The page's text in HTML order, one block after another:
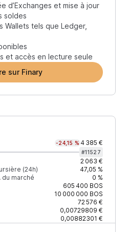
d’Exchanges et mise à jour
soldes
Wallets tels que Ledger,
et accès en lecture seule
sur Finary
-24,15 % 4 385 €
#11527
2 063 €
(24h)
47,05 %
du marché
0 %
605 400 BOS
10 000 000 BOS
72 576 €
0,00729809 €
0,00882301 €